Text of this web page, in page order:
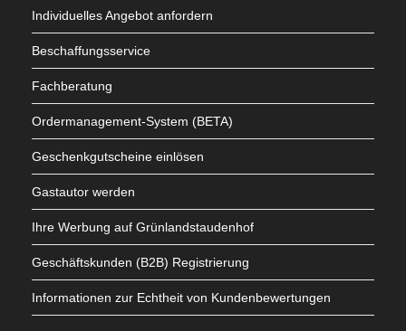
Individuelles Angebot anfordern
Beschaffungsservice
Fachberatung
Ordermanagement-System (BETA)
Geschenkgutscheine einlösen
Gastautor werden
Ihre Werbung auf Grünlandstaudenhof
Geschäftskunden (B2B) Registrierung
Informationen zur Echtheit von Kundenbewertungen